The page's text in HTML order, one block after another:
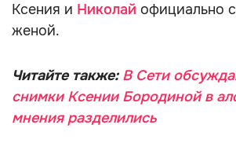
Ксения и Николай официально
женой.
Читайте также: В Сети
снимки Ксении Бородиной в
мнения разделились